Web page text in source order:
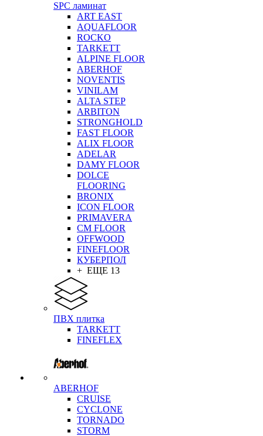
SPC ламинат
ART EAST
AQUAFLOOR
ROCKO
TARKETT
ALPINE FLOOR
ABERHOF
NOVENTIS
VINILAM
ALTA STEP
ARBITON
STRONGHOLD
FAST FLOOR
ALIX FLOOR
ADELAR
DAMY FLOOR
DOLCE
FLOORING
BRONIX
ICON FLOOR
PRIMAVERA
CM FLOOR
OFFWOOD
FINEFLOOR
КУБЕРПОЛ
+ ЕЩЕ 13
ПВХ плитка
TARKETT
FINEFLEX
ABERHOF
CRUISE
CYCLONE
TORNADO
STORM